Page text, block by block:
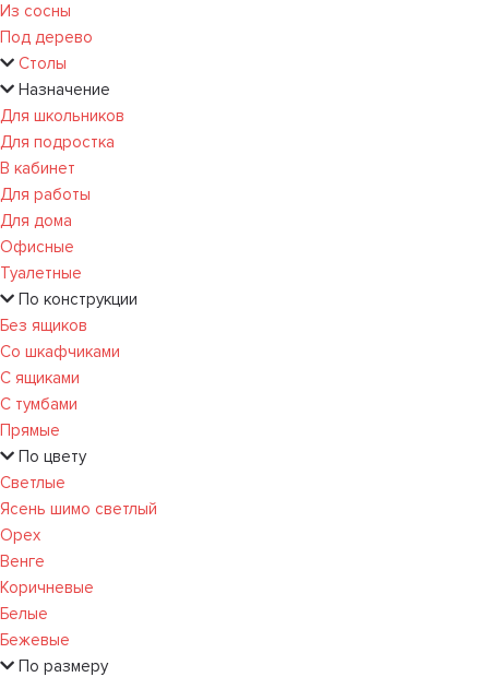
Из сосны
Под дерево
Столы
Назначение
Для школьников
Для подростка
В кабинет
Для работы
Для дома
Офисные
Туалетные
По конструкции
Без ящиков
Со шкафчиками
С ящиками
С тумбами
Прямые
По цвету
Светлые
Ясень шимо светлый
Орех
Венге
Коричневые
Белые
Бежевые
По размеру